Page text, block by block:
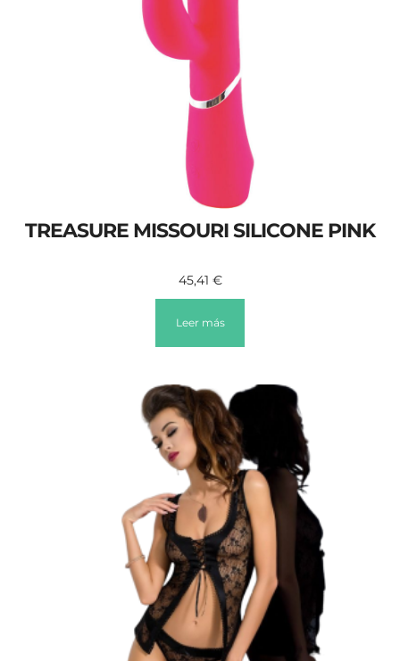
TREASURE MISSOURI SILICONE PINK
45,41 €
Leer más